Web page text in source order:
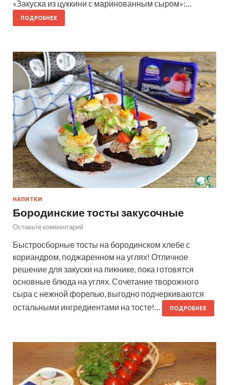
«Закуска из цуккини с маринованным сыром»:…
ПОДРОБНЕЕ
НАПИТКИ
Бородинские тосты закусочные
Оставьте комментарий
Быстросборные тосты на бородинском хлебе с
кориандром, поджаренном на углях! Отличное
решение для закуски на пикнике, пока готовятся
основные блюда на углях. Сочетание творожного
сыра с нежной форелью, выгодно подчеркиваются
остальными ингредиентами на тосте!…
ПОДРОБНЕЕ